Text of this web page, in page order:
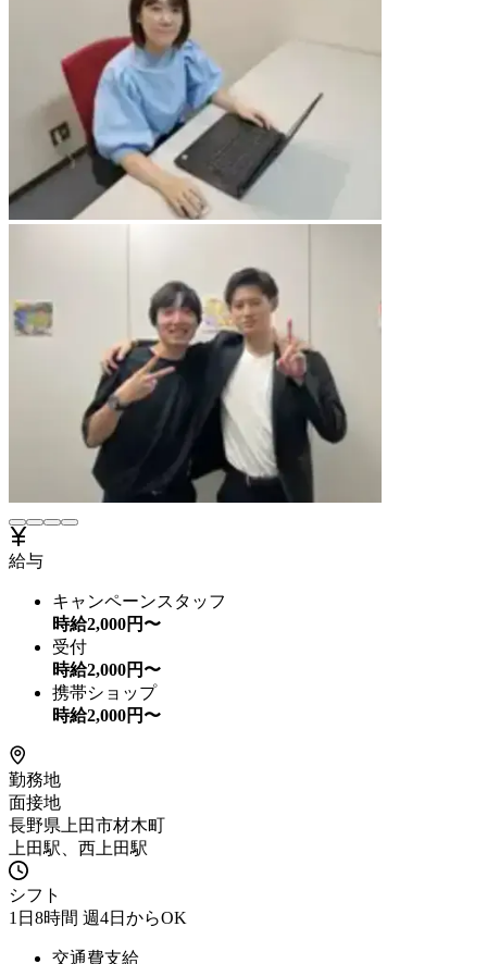
給与
キャンペーンスタッフ
時給2,000円〜
受付
時給2,000円〜
携帯ショップ
時給2,000円〜
勤務地
面接地
長野県上田市材木町
上田駅、西上田駅
シフト
1日8時間 週4日からOK
交通費支給